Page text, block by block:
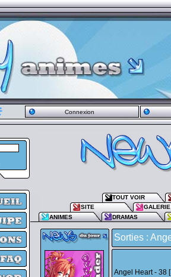
Connexion
TOUT VOIR
SITE
GALERIE
ANIMES
DRAMAS
Sorties :
Angel Heart - 38